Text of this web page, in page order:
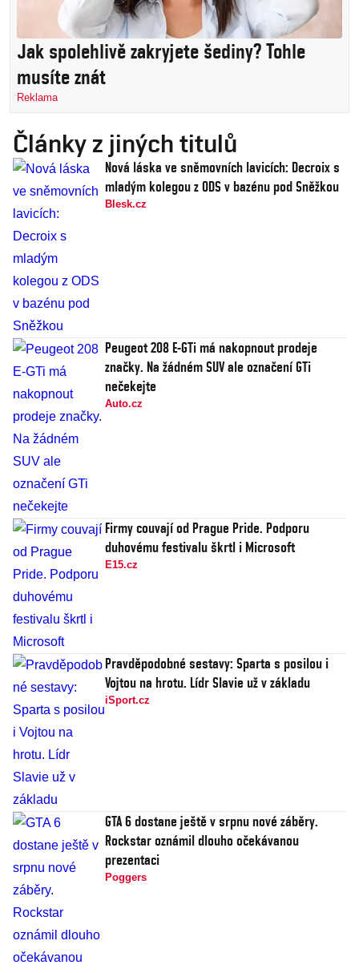
Jak spolehlivě zakryjete šediny? Tohle
musíte znát
Reklama
Články z jiných titulů
Nová láska ve sněmovních lavicích: Decroix s
mladým kolegou z ODS v bazénu pod Sněžkou
Blesk.cz
Peugeot 208 E-GTi má nakopnout prodeje
značky. Na žádném SUV ale označení GTi
nečekejte
Auto.cz
Firmy couvají od Prague Pride. Podporu
duhovému festivalu škrtl i Microsoft
E15.cz
Pravděpodobné sestavy: Sparta s posilou i
Vojtou na hrotu. Lídr Slavie už v základu
iSport.cz
GTA 6 dostane ještě v srpnu nové záběry.
Rockstar oznámil dlouho očekávanou
prezentaci
Poggers